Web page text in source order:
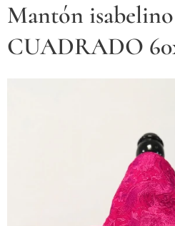
Mantón
CUADRADO